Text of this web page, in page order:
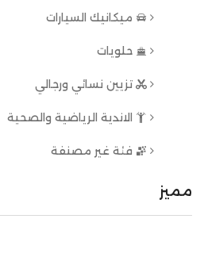
ميكانيك السيارات
حلويات
تزيين نسائي ورجالي
الاندية الرياضية والصحية
فئة غير مصنفة
مميز